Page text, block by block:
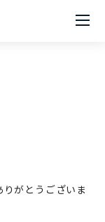
がとうございま